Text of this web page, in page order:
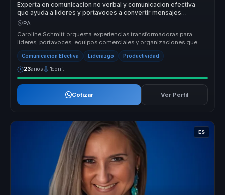
Experta en comunicacion no verbal y comunicacion efectiva
que ayuda a lideres y portavoces a convertir mensajes
complejos en influencia, autoridad e impacto.
PA
Caroline Schmitt orquesta experiencias transformadoras para
líderes, portavoces, equipos comerciales y organizaciones que
buscan dejar at...
Comunicación Efectiva Liderazgo Productividad
23años 1conf.
Cotizar Ver Perfil
ES